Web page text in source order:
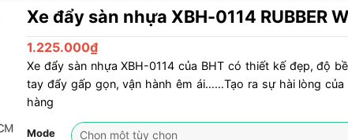
Xe đẩy sàn nhựa XBH-0114 RUBBER
1.225.000₫
Xe đẩy sàn nhựa XBH-0114 của BHT có thiết kế đẹp, độ
tay đẩy gấp gọn, vận hành êm ái……Tạo ra sự hài lòng của
hàng
Mode